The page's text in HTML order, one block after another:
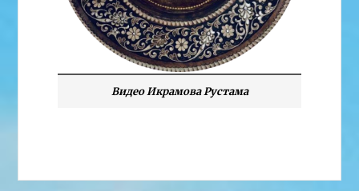
Видео Икрамова Рустама